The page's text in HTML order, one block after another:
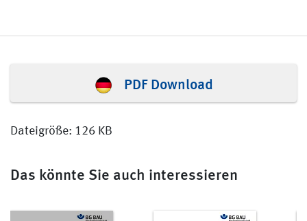
PDF Download
Dateigröße: 126 KB
Das könnte Sie auch interessieren